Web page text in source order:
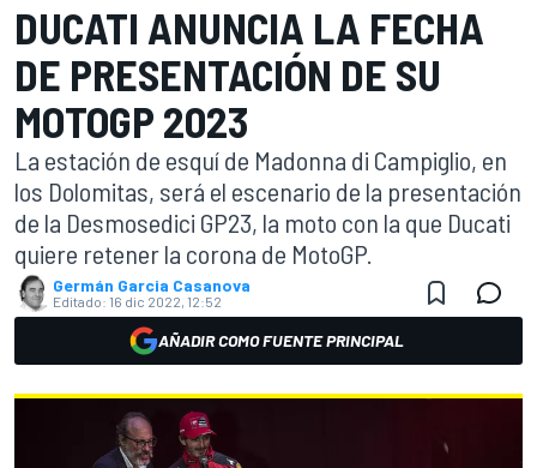
DUCATI ANUNCIA LA FECHA
DE PRESENTACIÓN DE SU
MOTOGP 2023
La estación de esquí de Madonna di Campiglio, en
los Dolomitas, será el escenario de la presentación
de la Desmosedici GP23, la moto con la que Ducati
quiere retener la corona de MotoGP.
Germán Garcia Casanova
Editado: 16 dic 2022, 12:52
AÑADIR COMO FUENTE PRINCIPAL